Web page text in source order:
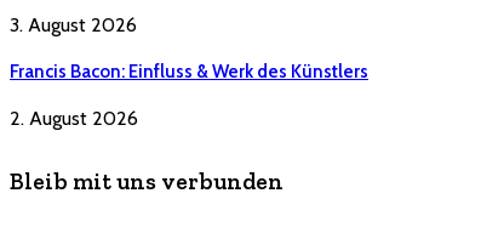
3. August 2026
Francis Bacon: Einfluss & Werk des Künstlers
2. August 2026
Bleib mit uns verbunden